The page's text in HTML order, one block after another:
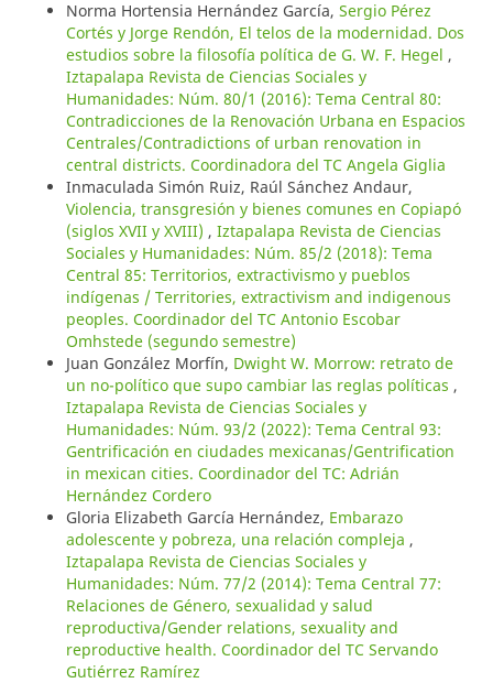
Norma Hortensia Hernández García, Sergio Pérez
Cortés y Jorge Rendón, El telos de la modernidad. Dos
estudios sobre la filosofía política de G. W. F. Hegel ,
Iztapalapa Revista de Ciencias Sociales y
Humanidades: Núm. 80/1 (2016): Tema Central 80:
Contradicciones de la Renovación Urbana en Espacios
Centrales/Contradictions of urban renovation in
central districts. Coordinadora del TC Angela Giglia
Inmaculada Simón Ruiz, Raúl Sánchez Andaur,
Violencia, transgresión y bienes comunes en Copiapó
(siglos XVII y XVIII) , Iztapalapa Revista de Ciencias
Sociales y Humanidades: Núm. 85/2 (2018): Tema
Central 85: Territorios, extractivismo y pueblos
indígenas / Territories, extractivism and indigenous
peoples. Coordinador del TC Antonio Escobar
Omhstede (segundo semestre)
Juan González Morfín, Dwight W. Morrow: retrato de
un no-político que supo cambiar las reglas políticas ,
Iztapalapa Revista de Ciencias Sociales y
Humanidades: Núm. 93/2 (2022): Tema Central 93:
Gentrificación en ciudades mexicanas/Gentrification
in mexican cities. Coordinador del TC: Adrián
Hernández Cordero
Gloria Elizabeth García Hernández, Embarazo
adolescente y pobreza, una relación compleja ,
Iztapalapa Revista de Ciencias Sociales y
Humanidades: Núm. 77/2 (2014): Tema Central 77:
Relaciones de Género, sexualidad y salud
reproductiva/Gender relations, sexuality and
reproductive health. Coordinador del TC Servando
Gutiérrez Ramírez